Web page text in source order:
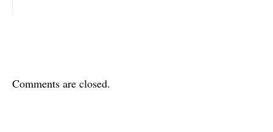
Comments are closed.